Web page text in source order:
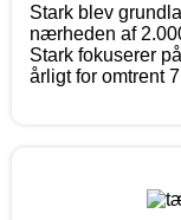
Stark blev
nærheden af
Stark fokuserer
årligt for omtrent